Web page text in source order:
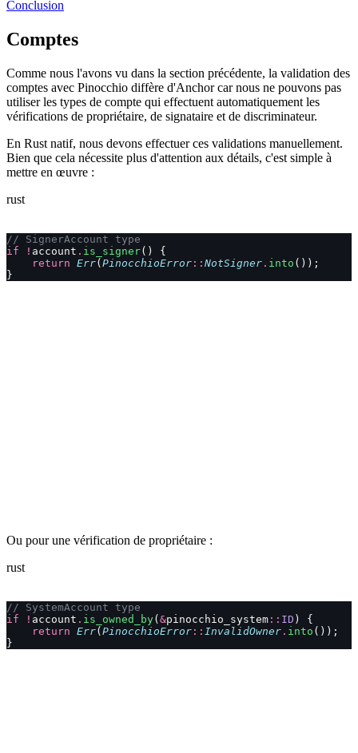
Conclusion
Comptes
Comme nous l'avons vu dans la section précédente, la validation des
comptes avec Pinocchio diffère d'Anchor car nous ne pouvons pas
utiliser les types de compte qui effectuent automatiquement les
vérifications de propriétaire, de signataire et de discriminateur.
En Rust natif, nous devons effectuer ces validations manuellement.
Bien que cela nécessite plus d'attention aux détails, c'est simple à
mettre en œuvre :
rust
// SignerAccount type
if ! account . is_signer() {
    return
Err(PinocchioError :: NotSigner . into ());
}
Ou pour une vérification de propriétaire :
rust
// SystemAccount type
if ! account . is_owned_by(&pinocchio_system :: ID ) {
    return
Err(PinocchioError :: InvalidOwner . into ());
}